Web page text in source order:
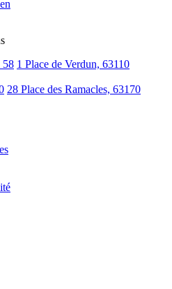
58 1 Place de Verdun, 63110
28 Place des Ramacles, 63170